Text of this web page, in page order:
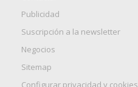
Publicidad
Suscripción a la newsletter
Negocios
Sitemap
Configurar privacidad y cookies